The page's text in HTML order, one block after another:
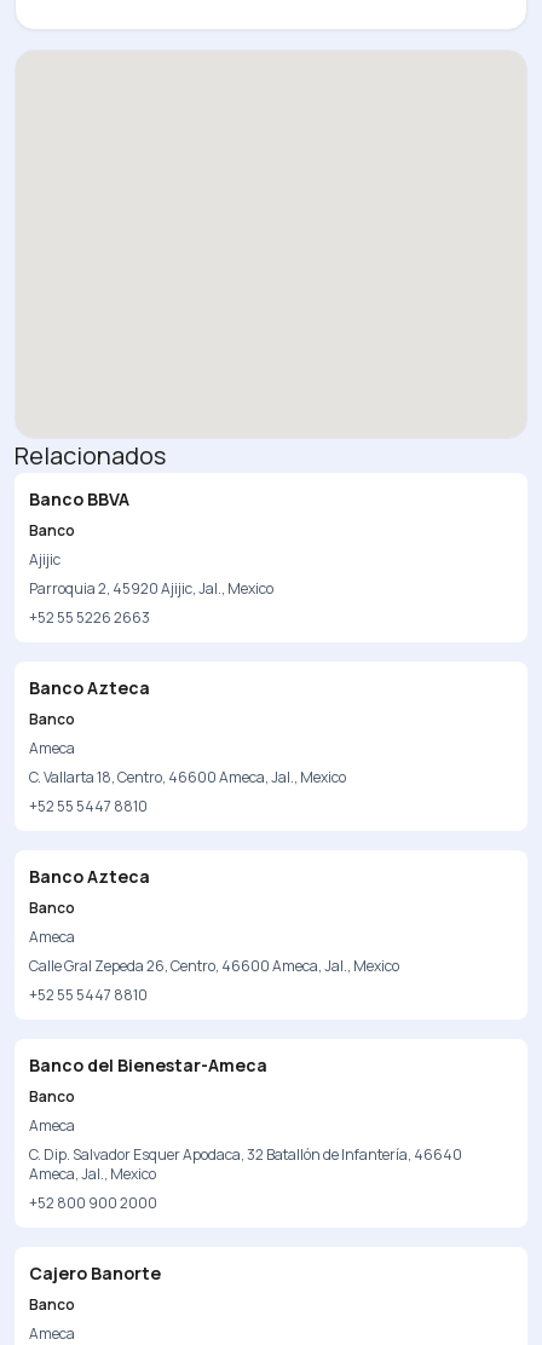
Relacionados
Banco BBVA
Banco
Ajijic
Parroquia 2, 45920 Ajijic, Jal., Mexico
+52 55 5226 2663
Banco Azteca
Banco
Ameca
C. Vallarta 18, Centro, 46600 Ameca, Jal., Mexico
+52 55 5447 8810
Banco Azteca
Banco
Ameca
Calle Gral Zepeda 26, Centro, 46600 Ameca, Jal., Mexico
+52 55 5447 8810
Banco del Bienestar-Ameca
Banco
Ameca
C. Dip. Salvador Esquer Apodaca, 32 Batallón de Infantería, 46640
Ameca, Jal., Mexico
+52 800 900 2000
Cajero Banorte
Banco
Ameca